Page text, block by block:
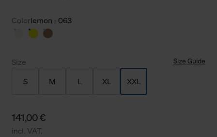
Colorlemon - 063
Size Size Guide
S M L XL XXL
141,00 €
incl. VAT.